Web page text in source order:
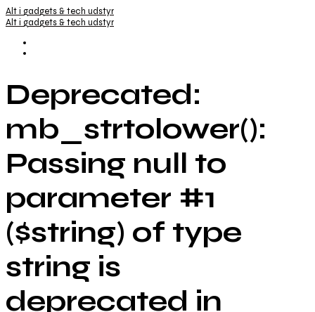
Alt i gadgets & tech udstyr
Alt i gadgets & tech udstyr
Deprecated:
mb_strtolower():
Passing null to
parameter #1
($string) of type
string is
deprecated in